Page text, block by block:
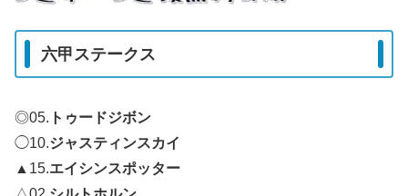
六甲ステークス
◎05. トゥードジボン
◯10.ジャスティンスカイ
▲15.エイシンスポッター